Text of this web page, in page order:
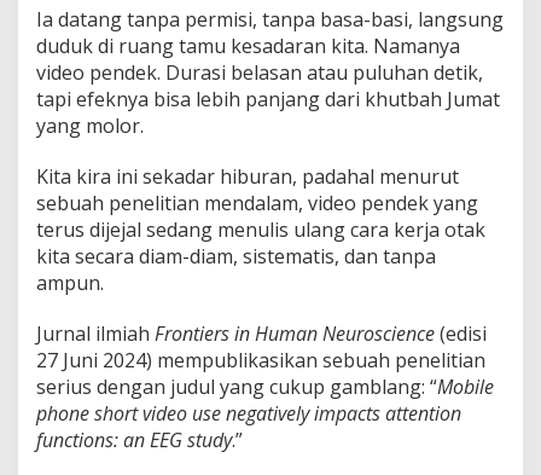
Ia datang tanpa permisi, tanpa basa-basi, langsung
duduk di ruang tamu kesadaran kita. Namanya
video pendek. Durasi belasan atau puluhan detik,
tapi efeknya bisa lebih panjang dari khutbah Jumat
yang molor.
Kita kira ini sekadar hiburan, padahal menurut
sebuah penelitian mendalam, video pendek yang
terus dijejal sedang menulis ulang cara kerja otak
kita secara diam-diam, sistematis, dan tanpa
ampun.
Jurnal ilmiah Frontiers in Human Neuroscience(edisi
27 Juni 2024) mempublikasikan sebuah penelitian
serius dengan judul yang cukup gamblang: “Mobile
phone short video use negatively impacts attention
functions: an EEG study.”